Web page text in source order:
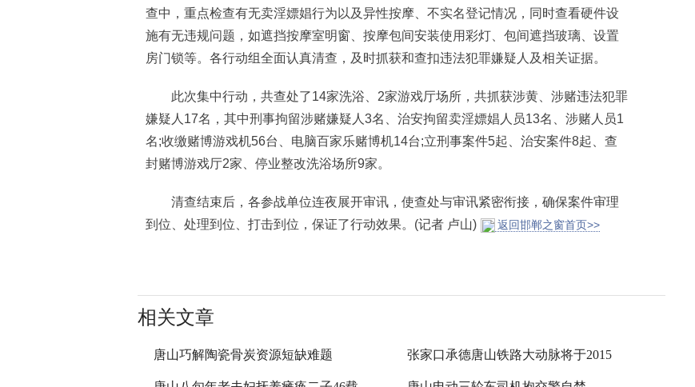
查中，重点检查有无卖淫嫖娼行为以及异性按摩、不实名登记情况，同时查看硬件设
施有无违规问题，如遮挡按摩室明窗、按摩包间安装使用彩灯、包间遮挡玻璃、设置
房门锁等。各行动组全面认真清查，及时抓获和查扣违法犯罪嫌疑人及相关证据。
此次集中行动，共查处了14家洗浴、2家游戏厅场所，共抓获涉黄、涉赌违法犯罪
嫌疑人17名，其中刑事拘留涉赌嫌疑人3名、治安拘留卖淫嫖娼人员13名、涉赌人员1
名;收缴赌博游戏机56台、电脑百家乐赌博机14台;立刑事案件5起、治安案件8起、查
封赌博游戏厅2家、停业整改洗浴场所9家。
清查结束后，各参战单位连夜展开审讯，使查处与审讯紧密衔接，确保案件审理
到位、处理到位、打击到位，保证了行动效果。(记者 卢山)
返回邯郸之窗首页>>
相关文章
唐山巧解陶瓷骨炭资源短缺难题 张家口承德唐山铁路大动脉将于2015